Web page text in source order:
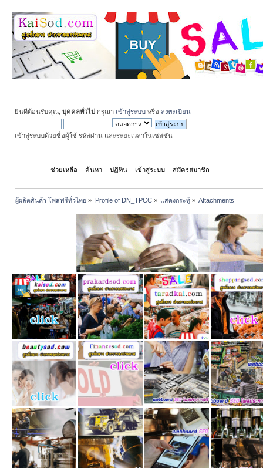
ยินดีต้อนรับคุณ, บุคคลทั่วไป กรุณา เข้าสู่ระบบ หรือ ลงทะเบียน
เข้าสู่ระบบด้วยชื่อผู้ใช้ รหัสผ่าน และระยะเวลาในเซสชั่น
ช่วยเหลือ ค้นหา ปฏิทิน เข้าสู่ระบบ สมัครสมาชิก
ผู้ผลิตสินค้า โพสฟรีทั่วไทย » Profile of DN_TPCC» แสดงกระทู้» Attachments